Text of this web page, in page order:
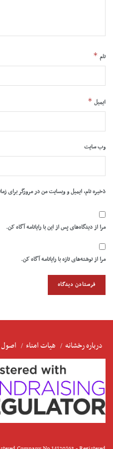
نام *
ایمیل *
وب‌ سایت
ذخیره نام، ایمیل و وبسایت من در مرورگر برای
مرا از دیدگاه‌های پس از این با رایانامه آگاه کن.
مرا از نوشته‌های تازه با رایانامه آگاه کن.
درباره رخشانه هیات امناء